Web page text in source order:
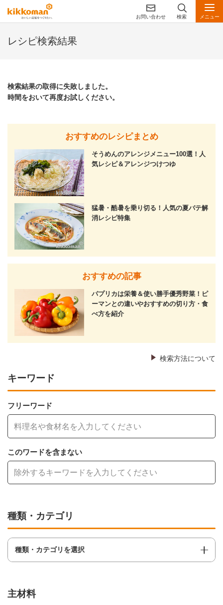
お問い合わせ 検索 メニュー
レシピ検索結果
検索結果の取得に失敗しました。
時間をおいて再度お試しください。
おすすめのレシピまとめ
そうめんのアレンジメニュー100選！人
気レシピ＆アレンジつけつゆ
猛暑・酷暑を乗り切る！人気の夏バテ解
消レシピ特集
おすすめの記事
パプリカは栄養＆使い勝手優秀野菜！ピ
ーマンとの違いやおすすめの切り方・食
べ方を紹介
検索方法について
キーワード
フリーワード
このワードを含まない
種類・カテゴリ
種類・カテゴリを選択
主材料